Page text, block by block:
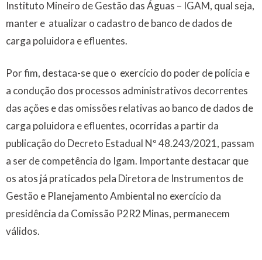
Instituto Mineiro de Gestão das Águas – IGAM, qual seja,
manter e atualizar o cadastro de banco de dados de
carga poluidora e efluentes.
Por fim, destaca-se que o exercício do poder de polícia e
a condução dos processos administrativos decorrentes
das ações e das omissões relativas ao banco de dados de
carga poluidora e efluentes, ocorridas a partir da
publicação do Decreto Estadual Nº 48.243/2021, passam
a ser de competência do Igam. Importante destacar que
os atos já praticados pela Diretora de Instrumentos de
Gestão e Planejamento Ambiental no exercício da
presidência da Comissão P2R2 Minas, permanecem
válidos.